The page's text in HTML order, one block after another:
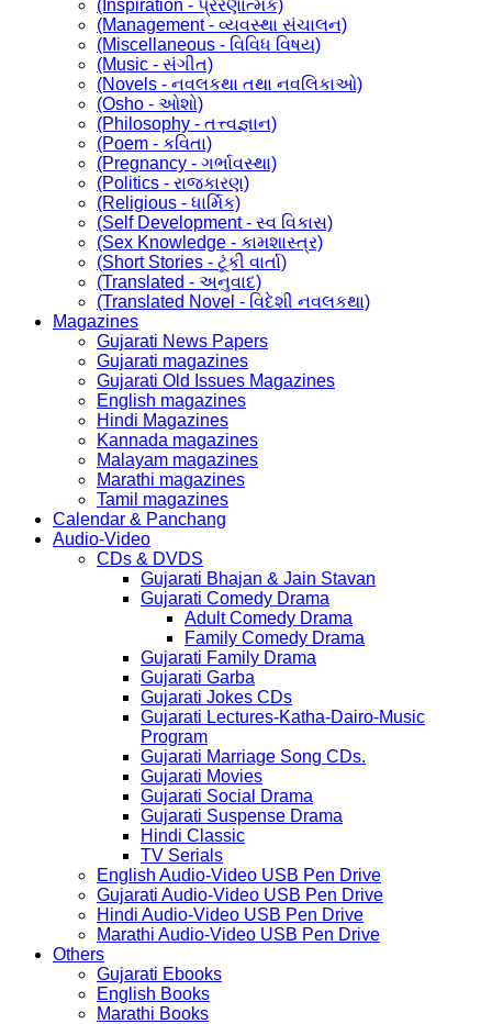
(Inspiration - પ્રેરણાત્મક)
(Management - વ્યવસ્થા સંચાલન)
(Miscellaneous - વિવિધ વિષય)
(Music - સંગીત)
(Novels - નવલકથા તથા નવલિકાઓ)
(Osho - ઓશો)
(Philosophy - તત્ત્વજ્ઞાન)
(Poem - કવિતા)
(Pregnancy - ગર્ભાવસ્થા)
(Politics - રાજકારણ)
(Religious - ધાર્મિક)
(Self Development - સ્વ વિકાસ)
(Sex Knowledge - કામશાસ્ત્ર)
(Short Stories - ટૂંકી વાર્તા)
(Translated - અનુવાદ)
(Translated Novel - વિદેશી નવલકથા)
Magazines
Gujarati News Papers
Gujarati magazines
Gujarati Old Issues Magazines
English magazines
Hindi Magazines
Kannada magazines
Malayam magazines
Marathi magazines
Tamil magazines
Calendar & Panchang
Audio-Video
CDs & DVDS
Gujarati Bhajan & Jain Stavan
Gujarati Comedy Drama
Adult Comedy Drama
Family Comedy Drama
Gujarati Family Drama
Gujarati Garba
Gujarati Jokes CDs
Gujarati Lectures-Katha-Dairo-Music
Program
Gujarati Marriage Song CDs.
Gujarati Movies
Gujarati Social Drama
Gujarati Suspense Drama
Hindi Classic
TV Serials
English Audio-Video USB Pen Drive
Gujarati Audio-Video USB Pen Drive
Hindi Audio-Video USB Pen Drive
Marathi Audio-Video USB Pen Drive
Others
Gujarati Ebooks
English Books
Marathi Books